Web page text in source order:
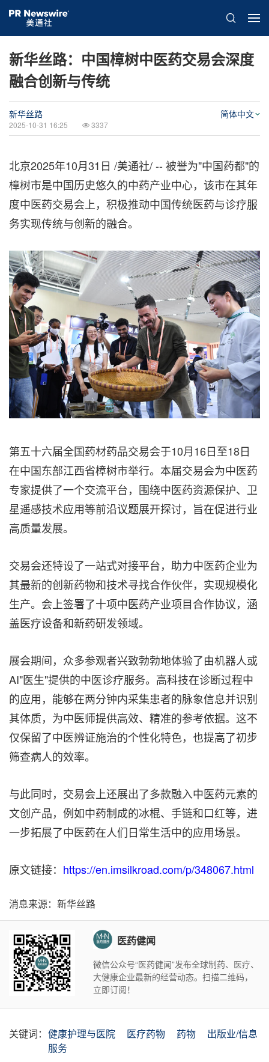
新华丝路：中国樟树中医药交易会深度
融合创新与传统
新华丝路
2025-10-31 16:25 3337
简体中文
北京2025年10月31日 /美通社/ -- 被誉为"中国药都"的
樟树市是中国历史悠久的中药产业中心，该市在其年
度中医药交易会上，积极推动中国传统医药与诊疗服
务实现传统与创新的融合。
第五十六届全国药材药品交易会于10月16日至18日
在中国东部江西省樟树市举行。本届交易会为中医药
专家提供了一个交流平台，围绕中医药资源保护、卫
星遥感技术应用等前沿议题展开探讨，旨在促进行业
高质量发展。
交易会还特设了一站式对接平台，助力中医药企业为
其最新的创新药物和技术寻找合作伙伴，实现规模化
生产。会上签署了十项中医药产业项目合作协议，涵
盖医疗设备和新药研发领域。
展会期间，众多参观者兴致勃勃地体验了由机器人或
AI"医生"提供的中医诊疗服务。高科技在诊断过程中
的应用，能够在两分钟内采集患者的脉象信息并识别
其体质，为中医师提供高效、精准的参考依据。这不
仅保留了中医辨证施治的个性化特色，也提高了初步
筛查病人的效率。
与此同时，交易会上还展出了多款融入中医药元素的
文创产品，例如中药制成的冰棍、手链和口红等，进
一步拓展了中医药在人们日常生活中的应用场景。
原文链接： https://en.imsilkroad.com/p/348067.html
消息来源：新华丝路
医药健闻
微信公众号“医药健闻”发布全球制药、医疗、
大健康企业最新的经营动态。扫描二维码，
立即订阅！
关键词： 健康护理与医院 医疗药物 药物
出版业/信息
服务